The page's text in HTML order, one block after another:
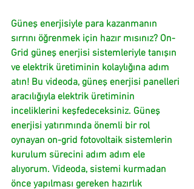
Güneş enerjisiyle para kazanmanın
sırrını öğrenmek için hazır mısınız? On-
Grid güneş enerjisi sistemleriyle tanışın
ve elektrik üretiminin kolaylığına adım
atın! Bu videoda, güneş enerjisi panelleri
aracılığıyla elektrik üretiminin
inceliklerini keşfedeceksiniz. Güneş
enerjisi yatırımında önemli bir rol
oynayan on-grid fotovoltaik sistemlerin
kurulum sürecini adım adım ele
alıyorum. Videoda, sistemi kurmadan
önce yapılması gereken hazırlık